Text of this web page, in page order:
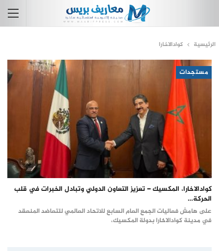
الرئيسية كوادالاخارا
مستجدات
كوادالاخارا، المكسيك – تعزيز التعاون الدولي وتبادل الخبرات في قلب
الحركة…
على هامش فعاليات الجمع العام السابع للاتحاد العالمي للتعاضد المنعقد
في مدينة كوادالاخارا بدولة المكسيك،